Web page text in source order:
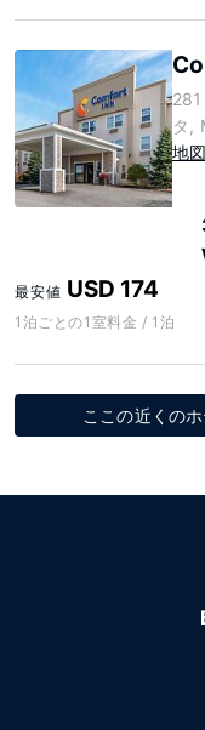
タ,
地
最安値 USD 174
1泊ごとの1室料金 / 1泊
ここの近くの